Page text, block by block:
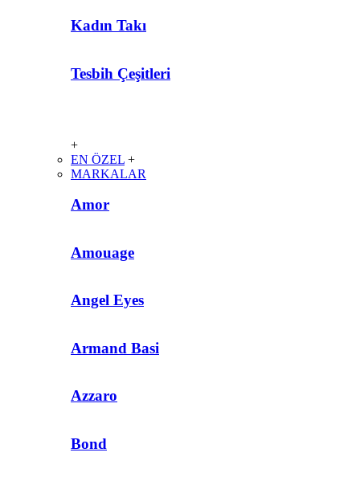
Kadın Takı
Tesbih Çeşitleri
+
EN ÖZEL +
MARKALAR
Amor
Amouage
Angel Eyes
Armand Basi
Azzaro
Bond